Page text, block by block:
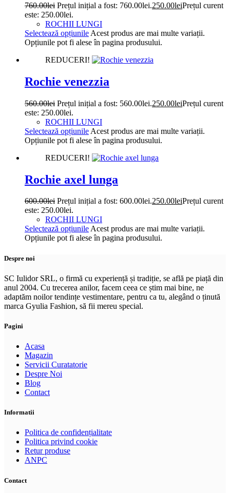
760.00lei Prețul inițial a fost: 760.00lei.250.00leiPrețul curent
este: 250.00lei.
ROCHII LUNGI
Selectează opțiunile Acest produs are mai multe variații.
Opțiunile pot fi alese în pagina produsului.
REDUCERI!
Rochie venezzia
560.00lei Prețul inițial a fost: 560.00lei.250.00leiPrețul curent
este: 250.00lei.
ROCHII LUNGI
Selectează opțiunile Acest produs are mai multe variații.
Opțiunile pot fi alese în pagina produsului.
REDUCERI!
Rochie axel lunga
600.00lei Prețul inițial a fost: 600.00lei.250.00leiPrețul curent
este: 250.00lei.
ROCHII LUNGI
Selectează opțiunileAcest produs are mai multe variații.
Opțiunile pot fi alese în pagina produsului.
Despre noi
SC Iulidor SRL, o firmă cu experiență și tradiție, se află pe piață din
anul 2004. Cu trecerea anilor, facem ceea ce știm mai bine, ne
adaptăm noilor tendințe vestimentare, pentru ca tu, alegând o ținută
marca Gyulia Fashion, să fii mereu special.
Pagini
Acasa
Magazin
Servicii Curatatorie
Despre Noi
Blog
Contact
Informatii
Politica de confidențialitate
Politica privind cookie
Retur produse
ANPC
Contact